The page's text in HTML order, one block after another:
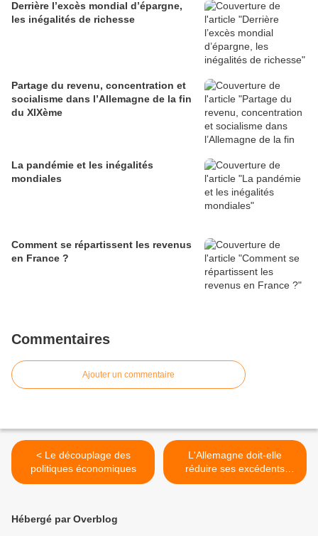
Derrière l’excès mondial d’épargne,
les inégalités de richesse
Partage du revenu, concentration et
socialisme dans l’Allemagne de la fin
du XIXème
La pandémie et les inégalités
mondiales
Comment se répartissent les revenus
en France ?
Commentaires
Ajouter un commentaire
< Le découplage des
politiques économiques
L'Allemagne doit-elle
réduire ses excédents
courants ? (Le tango se
Hébergé par Overblog